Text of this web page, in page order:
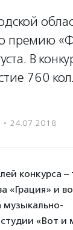
премию
В
760
· 24.07.2018
конкурса –
«Грация» и
музыкально-
«Вот и